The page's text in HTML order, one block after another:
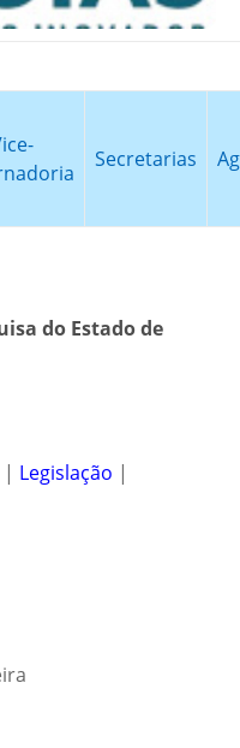
Secretarias
do Estado de
| Legislação |